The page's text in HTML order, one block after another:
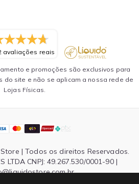
avaliações reais
e promoções são exclusivos para
do site e não se aplicam a nossa rede de
Lojas Físicas.
| Todos os direitos Reservados.
LTDA CNPJ: 49.267.530/0001-90 |